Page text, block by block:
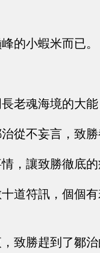
的小蝦米而已。
老魂海境的大
從不妄言，致
情，讓致勝徹底
道符訊，個個
致勝趕到了鄒